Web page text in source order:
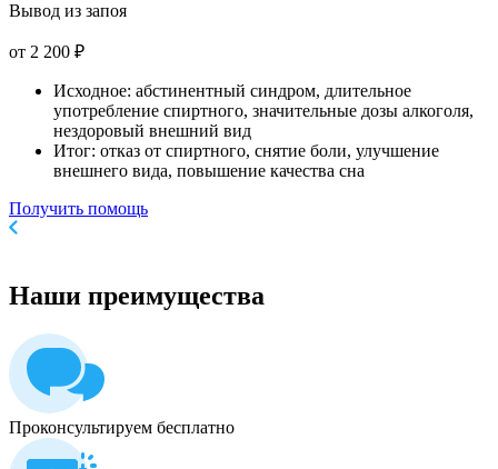
Вывод из запоя
от 2 200 ₽
Исходное: абстинентный синдром, длительное
употребление спиртного, значительные дозы алкоголя,
нездоровый внешний вид
Итог: отказ от спиртного, снятие боли, улучшение
внешнего вида, повышение качества сна
Получить помощь
Наши преимущества
Проконсультируем бесплатно